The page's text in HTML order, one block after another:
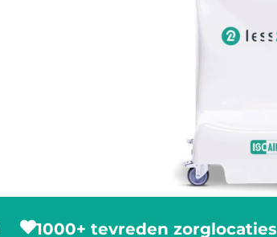
1000+ tevreden zorglocaties